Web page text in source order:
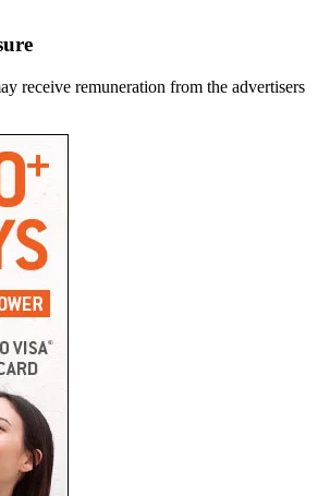
receive remuneration from the advertisers